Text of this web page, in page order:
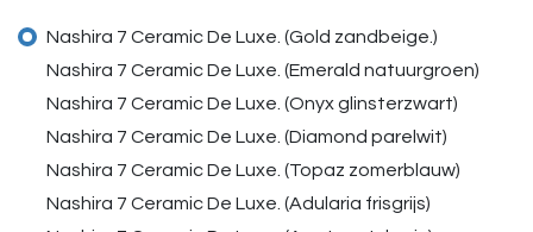
Nashira 7 Ceramic De Luxe. (Gold zandbeige.)
Nashira 7 Ceramic De Luxe. (Emerald natuurgroen)
Nashira 7 Ceramic De Luxe. (Onyx glinsterzwart)
Nashira 7 Ceramic De Luxe. (Diamond parelwit)
Nashira 7 Ceramic De Luxe. (Topaz zomerblauw)
Nashira 7 Ceramic De Luxe. (Adularia frisgrijs)